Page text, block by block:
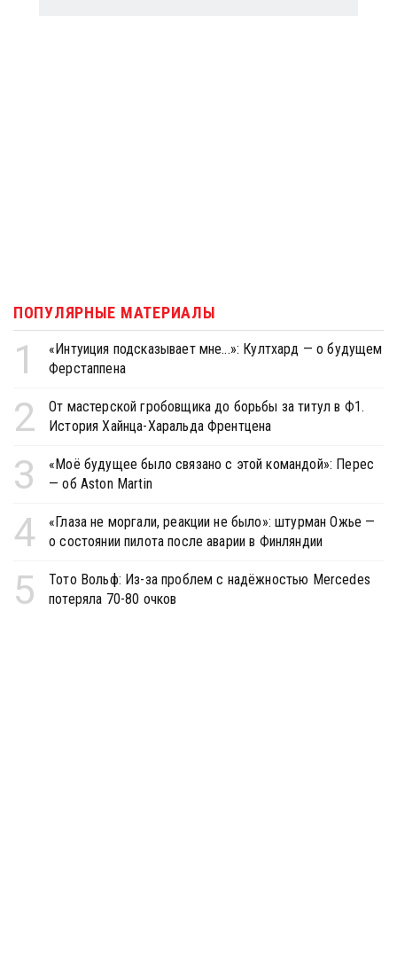
ПОПУЛЯРНЫЕ МАТЕРИАЛЫ
1
«Интуиция подсказывает мне...»: Култхард — о будущем
Ферстаппена
2
От мастерской гробовщика до борьбы за титул в Ф1.
История Хайнца-Харальда Френтцена
3
«Моё будущее было связано с этой командой»: Перес
— об Aston Martin
4
«Глаза не моргали, реакции не было»: штурман Ожье —
о состоянии пилота после аварии в Финляндии
5
Тото Вольф: Из-за проблем с надёжностью Mercedes
потеряла 70-80 очков